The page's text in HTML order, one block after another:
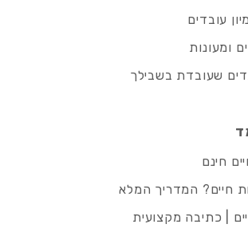
עובדים
ומעונות
שעובדת בשבילך
חינם
חיים? המדריך המלא
| כתיבה מקצועית